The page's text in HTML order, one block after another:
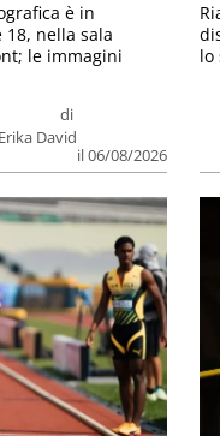
di
Erika David
il 06/08/2026
è in
nella sala
le immagini
lo